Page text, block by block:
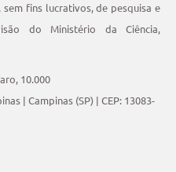
sem fins lucrativos, de pesquisa e
do Ministério da Ciência,
10.000
| Campinas (SP) | CEP: 13083-